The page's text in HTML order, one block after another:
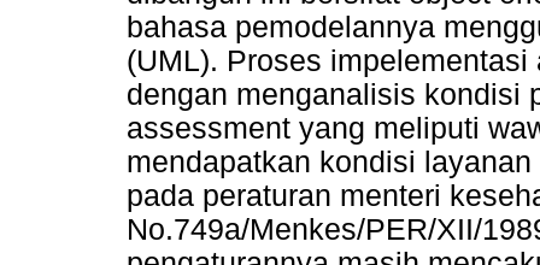
bahasa pemodelannya
(UML). Proses
dengan menganalisis kondisi
assessment yang meliputi
mendapatkan kondisi
pada peraturan menteri
No.749a/Menkes/PER/XII/